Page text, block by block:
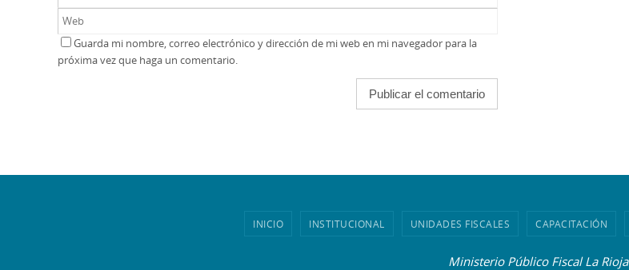
Guarda mi nombre, correo electrónico y dirección de mi web en mi navegador para la
próxima vez que haga un comentario.
INICIO INSTITUCIONAL UNIDADES FISCALES CAPACITACIÓN
Ministerio Público Fiscal La Rioja